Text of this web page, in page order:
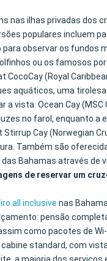
nas ilhas privadas dos
populares incluem
para observar os fundos
ou os famosos
CocoCay (Royal
aquáticos, uma tirolesa
a vista. Ocean Cay
no farol, enquanto a
Cay (Norwegian
Também são
Bahamas através de
de reservar um
all inclusive nas
pensão
como pacotes de
standard, com